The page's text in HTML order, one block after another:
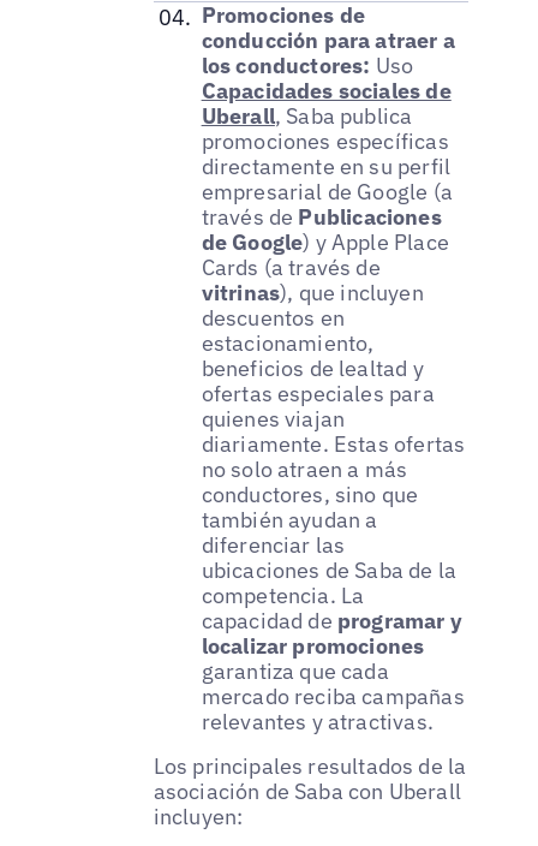
Promociones de
conducción para atraer a
los conductores: Uso
Capacidades sociales de
Uberall, Saba publica
promociones específicas
directamente en su perfil
empresarial de Google (a
través de Publicaciones
de Google) y Apple Place
Cards (a través de
vitrinas), que incluyen
descuentos en
estacionamiento,
beneficios de lealtad y
ofertas especiales para
quienes viajan
diariamente. Estas ofertas
no solo atraen a más
conductores, sino que
también ayudan a
diferenciar las
ubicaciones de Saba de la
competencia. La
capacidad de programar y
localizar promociones
garantiza que cada
mercado reciba campañas
relevantes y atractivas.
Los principales resultados de la
asociación de Saba con Uberall
incluyen: